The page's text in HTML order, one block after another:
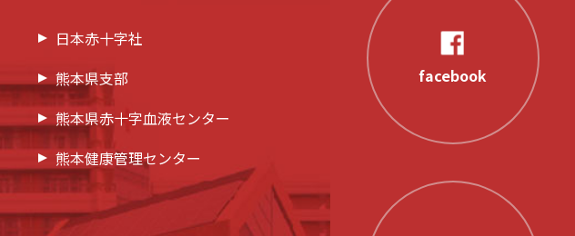
日本赤十字社
熊本県支部
熊本県赤十字血液センター
熊本健康管理センター
facebook